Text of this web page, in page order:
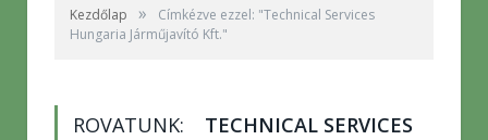
Kezdőlap »
Címkézve ezzel: "Technical Services
Hungaria Járműjavító Kft."
ROVATUNK:
TECHNICAL SERVICES